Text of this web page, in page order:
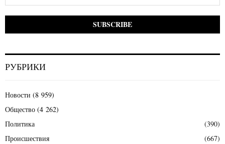
РУБРИКИ
Новости (8 959)
Общество (4 262)
Политика
(390)
Происшествия
(667)